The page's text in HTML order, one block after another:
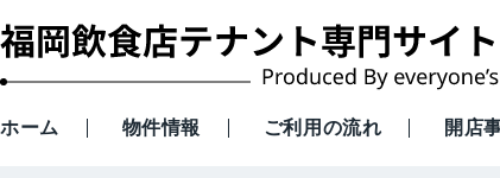
ホーム 物件情報 ご利用の流れ 開店